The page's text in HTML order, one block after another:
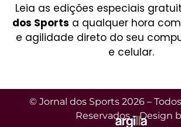
Leia as edições especiais
dos Sports a qualquer hora
e agilidade direto do seu
e celular.
© Jornal dos Sports 2026 –
Reservados – Design